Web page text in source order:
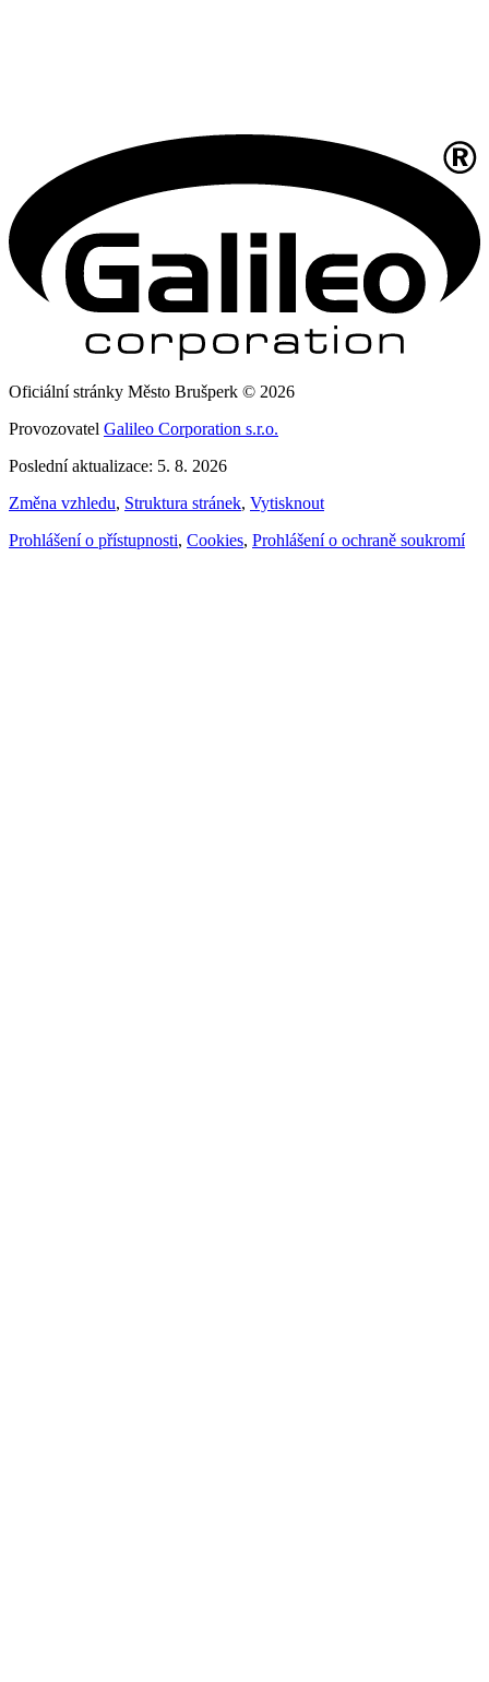
Oficiální stránky Město Brušperk © 2026
Provozovatel Galileo Corporation s.r.o.
Poslední aktualizace: 5. 8. 2026
Změna vzhledu, Struktura stránek, Vytisknout
Prohlášení o přístupnosti, Cookies, Prohlášení o ochraně soukromí